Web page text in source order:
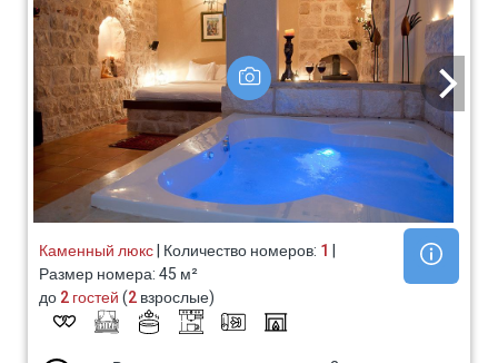
Каменный люкс| Количество номеров: 1 |
Размер номера: 45 м²
до2 гостей(2взрослые)